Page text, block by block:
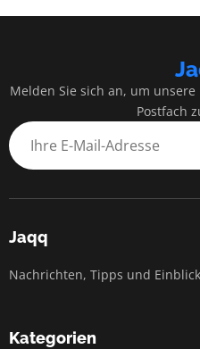
Melden Sie sich an, um
Postfach
Jaqq
Nachrichten, Tipps und
Kategorien